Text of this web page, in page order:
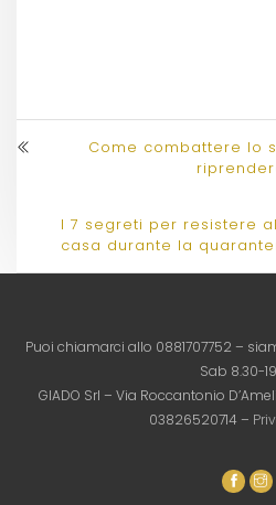
Come combattere lo
I 7 segreti per resistere
casa durante la
Puoi chiamarci allo 0881707752 –
Sab 8.30-
GIADO Srl – Via Roccantonio
03826520714 –